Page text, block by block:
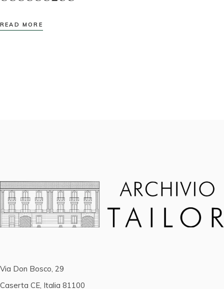
READ MORE
Via Don Bosco, 29
Caserta CE, Italia 81100